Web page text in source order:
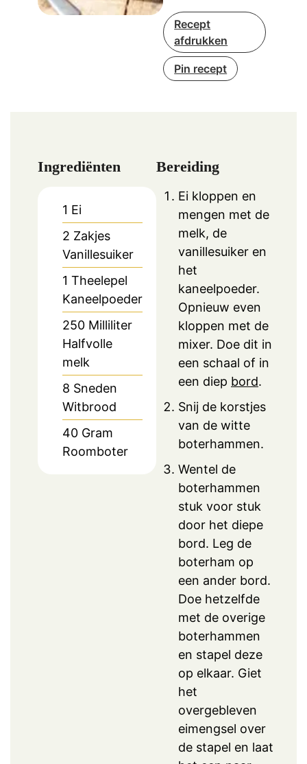
Recept
afdrukken
Pin recept
Ingrediënten
1 Ei
2 Zakjes
Vanillesuiker
1 Theelepel
Kaneelpoeder
250 Milliliter
Halfvolle
melk
8 Sneden
Witbrood
40 Gram
Roomboter
Bereiding
Ei kloppen en
mengen met de
melk, de
vanillesuiker en
het
kaneelpoeder.
Opnieuw even
kloppen met de
mixer. Doe dit in
een schaal of in
een diep bord.
Snij de korstjes
van de witte
boterhammen.
Wentel de
boterhammen
stuk voor stuk
door het diepe
bord. Leg de
boterham op
een ander bord.
Doe hetzelfde
met de overige
boterhammen
en stapel deze
op elkaar. Giet
het
overgebleven
eimengsel over
de stapel en laat